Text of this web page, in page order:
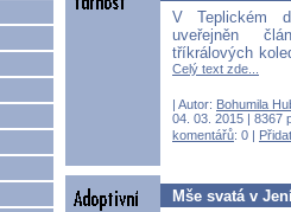
V Teplickém
uveřejněn
tříkrálových
Celý text zde...
| Autor: Bohumila
04. 03. 2015 | 8367
komentářů: 0 |
Mše svatá v